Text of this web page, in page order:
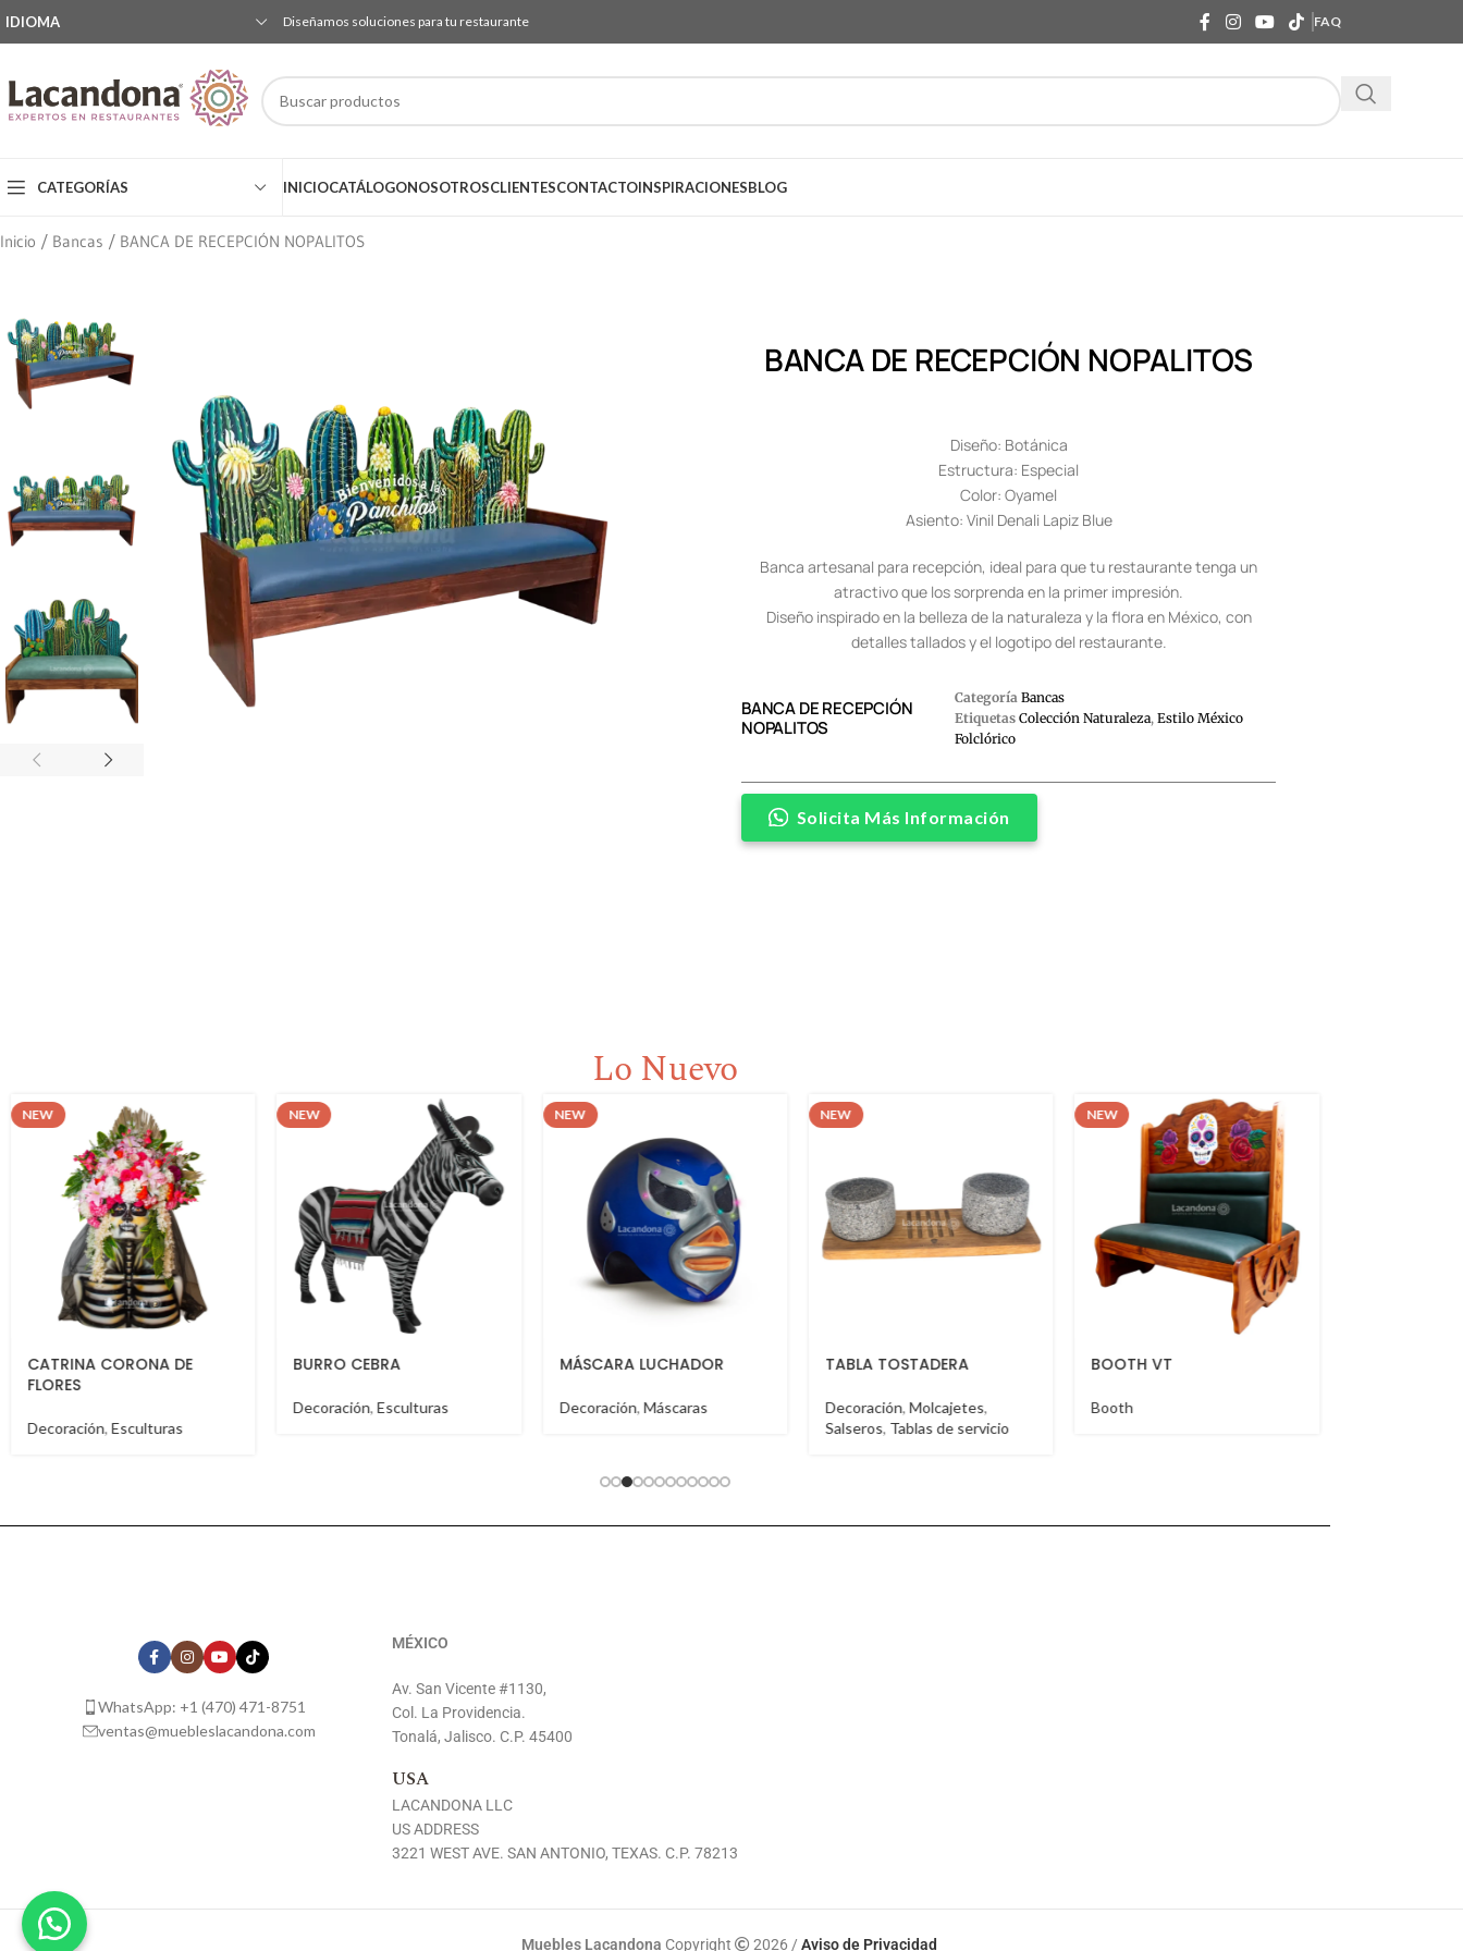
IDIOMA Diseñamos soluciones para tu restaurante FAQ
CATEGORÍAS INICIOCATÁLOGONOSOTROSCLIENTESCONTACTOINSPIRACIONESBLOG
Inicio Bancas BANCA DE RECEPCIÓN NOPALITOS
BANCA DE RECEPCIÓN NOPALITOS
Diseño: Botánica
Estructura: Especial
Color: Oyamel
Asiento: Vinil Denali Lapiz Blue
Banca artesanal para recepción, ideal para que tu restaurante tenga un
atractivo que los sorprenda en la primer impresión.
Diseño inspirado en la belleza de la naturaleza y la flora en México, con
detalles tallados y el logotipo del restaurante.
BANCA DE RECEPCIÓN
NOPALITOS
Categoría Bancas
Etiquetas Colección Naturaleza, Estilo México
Folclórico
Solicita Más Información
Lo Nuevo
NEW
CATRINA CORONA DE
FLORES
Decoración, Esculturas
NEW
BURRO CEBRA
Decoración,Esculturas
NEW
MÁSCARA LUCHADOR
Decoración, Máscaras
NEW
TABLA TOSTADERA
Decoración,Molcajetes,
Salseros, Tablas de servicio
NEW
BOOTH VT
Booth
WhatsApp: +1 (470) 471-8751
ventas@muebleslacandona.com
MÉXICO
Av. San Vicente #1130,
Col. La Providencia.
Tonalá, Jalisco. C.P. 45400
USA
LACANDONA LLC
US ADDRESS
3221 WEST AVE. SAN ANTONIO, TEXAS. C.P. 78213
Muebles Lacandona Copyright 2026 / Aviso de Privacidad